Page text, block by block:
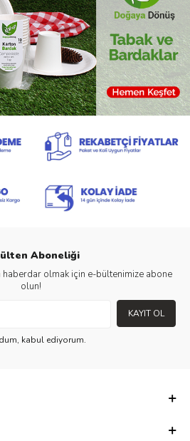
Aboneliği
olmak için e-bültenimize abone
olun!
KAYIT OL
kabul ediyorum.